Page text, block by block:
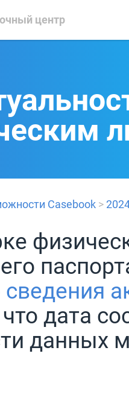
центр
Casebook >
дата
данных